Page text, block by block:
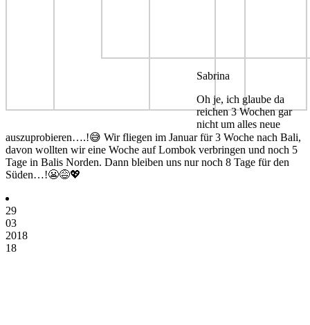
Sabrina
Oh je, ich glaube da
reichen 3 Wochen gar
nicht um alles neue
auszuprobieren….!😅 Wir fliegen im Januar für 3 Woche nach Bali,
davon wollten wir eine Woche auf Lombok verbringen und noch 5
Tage in Balis Norden. Dann bleiben uns nur noch 8 Tage für den
Süden…!😬😅💖
29
03
2018
18